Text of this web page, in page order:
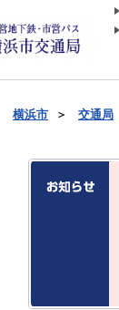
横浜市 ＞ 交通局